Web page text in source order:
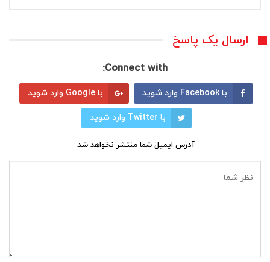
ارسال یک پاسخ
Connect with:
با Facebook وارد شوید با Google وارد شوید
با Twitter وارد شوید
آدرس ایمیل شما منتشر نخواهد شد.